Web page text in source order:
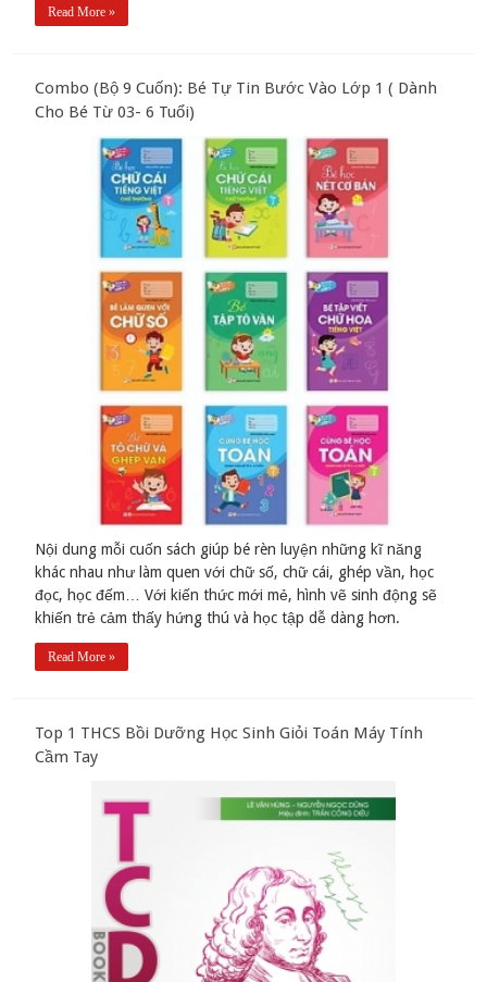
Read More »
Combo (Bộ 9 Cuốn): Bé Tự Tin Bước Vào Lớp 1 ( Dành
Cho Bé Từ 03- 6 Tuổi)
Nội dung mỗi cuốn sách giúp bé rèn luyện những kĩ năng
khác nhau như làm quen với chữ số, chữ cái, ghép vần, học
đọc, học đếm… Với kiến thức mới mẻ, hình vẽ sinh động sẽ
khiến trẻ cảm thấy hứng thú và học tập dễ dàng hơn.
Read More »
Top 1 THCS Bồi Dưỡng Học Sinh Giỏi Toán Máy Tính
Cầm Tay